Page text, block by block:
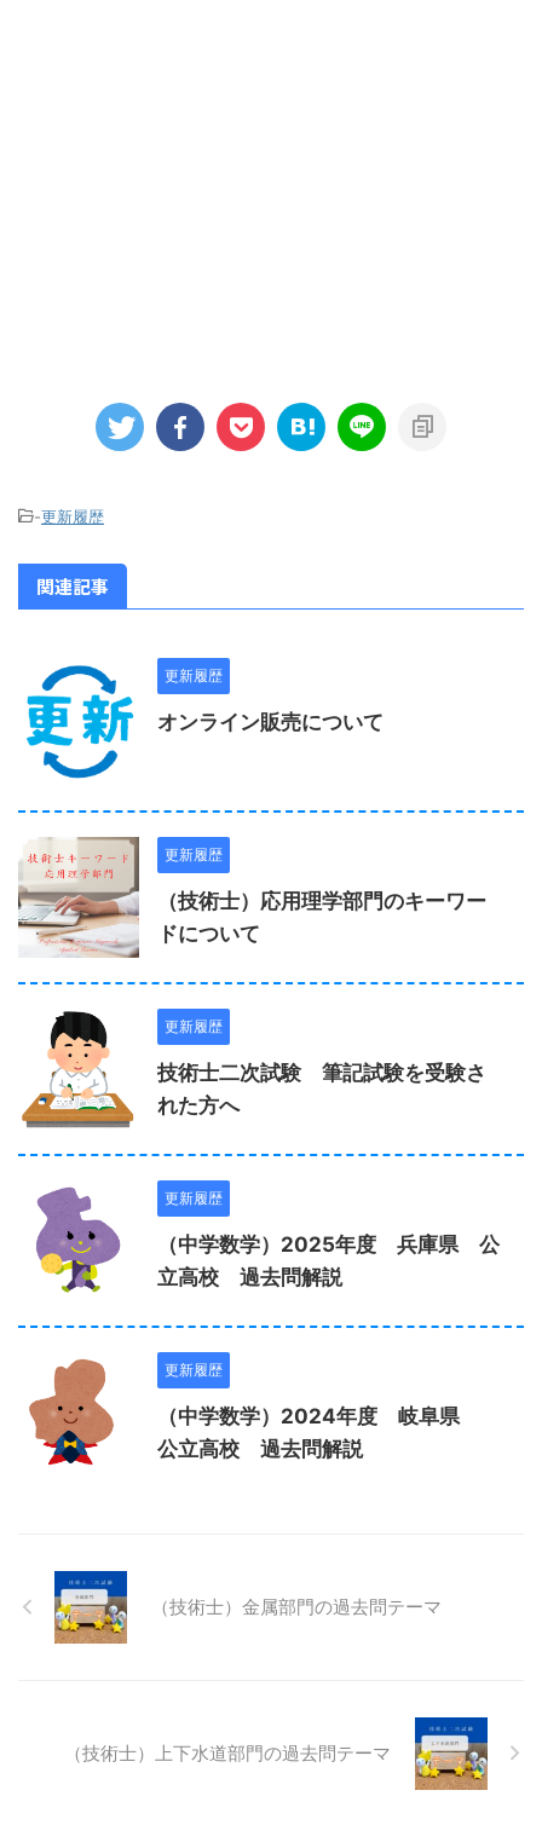
-更新履歴
関連記事
更新履歴
オンライン販売について
更新履歴
（技術士）応用理学部門のキーワー
ドについて
更新履歴
技術士二次試験 筆記試験を受験さ
れた方へ
更新履歴
（中学数学）2025年度 兵庫県 公
立高校 過去問解説
更新履歴
（中学数学）2024年度 岐阜県
公立高校 過去問解説
（技術士）金属部門の過去問テーマ
（技術士）上下水道部門の過去問テーマ